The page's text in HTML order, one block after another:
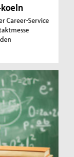
Career-Service